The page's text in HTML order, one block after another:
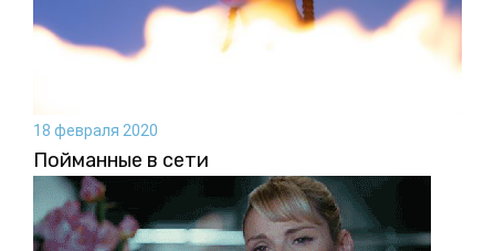
18 февраля 2020
Пойманные в сети